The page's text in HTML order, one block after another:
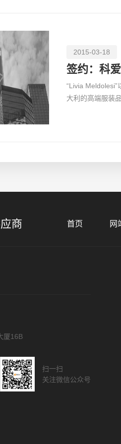
2015-03-18
签约：科
“Livia
大利的高端服装
商 首页 网
厦16B
扫一扫
关注微信公众号